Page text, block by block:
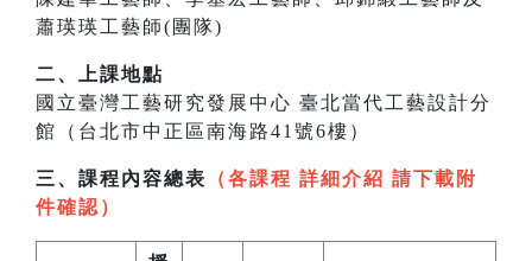
蕭瑛瑛工藝師(團隊)
二、上課地點
國立臺灣工藝研究發展中心 臺北當代工藝設計分
館（台北市中正區南海路41號6樓）
三、課程內容總表
（各課程 詳細介紹 請下載附
件確認）